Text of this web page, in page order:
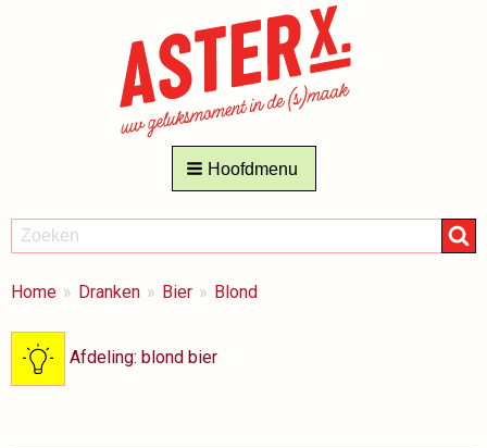
Hoofdmenu
ZOEKEN
Zoeken
BREADCRUMBS
Je
hier:
Home Dranken Bier Blond
Afdeling: blond bier